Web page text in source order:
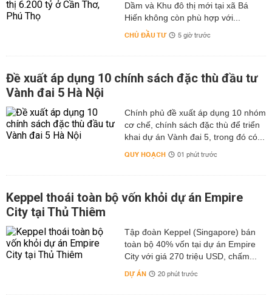
Dầm và Khu đô thị mới tại xã Bá
Hiến không còn phù hợp với...
CHỦ ĐẦU TƯ 5 giờ trước
Đề xuất áp dụng 10 chính sách đặc thù đầu tư
Vành đai 5 Hà Nội
Chính phủ đề xuất áp dụng 10 nhóm
cơ chế, chính sách đặc thù để triển
khai dự án Vành đai 5, trong đó có...
QUY HOẠCH 01 phút trước
Keppel thoái toàn bộ vốn khỏi dự án Empire
City tại Thủ Thiêm
Tập đoàn Keppel (Singapore) bán
toàn bộ 40% vốn tại dự án Empire
City với giá 270 triệu USD, chấm...
DỰ ÁN 20 phút trước